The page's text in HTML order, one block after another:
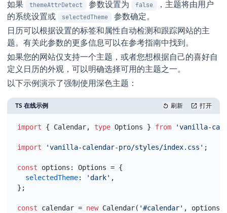
如果
themeAttrDetect 参数设置为 false
，主题将由用户
的系统设置或
selectedTheme
参数确定。
日历可以根据设置的标签和属性自动检测和跟踪网站的主
题。有关此参数的更多信息可以在参考指南中找到。
如果您的网站仅支持一个主题，或者您想根据自己的喜好自
定义日历的外观，可以明确选择可用的主题之一。
以下示例演示了强制使用深色主题：
TS 在线示例 刷新 打开
import { Calendar, type Options } from 'vanilla-
import 'vanilla-calendar-pro/styles/index.css' ;
const options : Options = {
selectedTheme: 'dark' ,
} ;
const calendar = new Calendar( '#calendar' , options